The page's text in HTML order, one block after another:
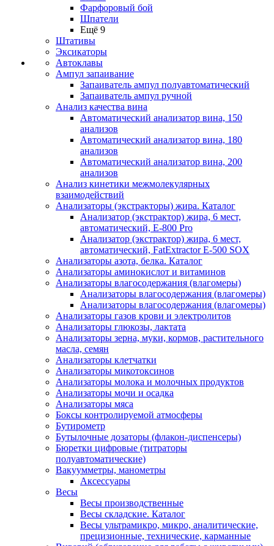
Фарфоровый бой
Шпатели
Ещё 9
Штативы
Эксикаторы
Автоклавы
Ампул запаивание
Запаиватель ампул полуавтоматический
Запаиватель ампул ручной
Анализ качества вина
Автоматический анализатор вина, 150
анализов
Автоматический анализатор вина, 180
анализов
Автоматический анализатор вина, 200
анализов
Анализ кинетики межмолекулярных
взаимодействий
Анализаторы (экстракторы) жира. Каталог
Анализатор (экстрактор) жира, 6 мест,
автоматический, E-800 Pro
Анализатор (экстрактор) жира, 6 мест,
автоматический, FatExtractor E-500 SOX
Анализаторы азота, белка. Каталог
Анализаторы аминокислот и витаминов
Анализаторы влагосодержания (влагомеры)
Анализаторы влагосодержания (влагомеры)
Анализаторы влагосодержания (влагомеры)
Анализаторы газов крови и электролитов
Анализаторы глюкозы, лактата
Анализаторы зерна, муки, кормов, растительного
масла, семян
Анализаторы клетчатки
Анализаторы микотоксинов
Анализаторы молока и молочных продуктов
Анализаторы мочи и осадка
Анализаторы мяса
Боксы контролируемой атмосферы
Бутирометр
Бутылочные дозаторы (флакон-диспенсеры)
Бюретки цифровые (титраторы
полуавтоматические)
Вакуумметры, манометры
Аксессуары
Весы
Весы производственные
Весы складские. Каталог
Весы ультрамикро, микро, аналитические,
прецизионные, технические, карманные